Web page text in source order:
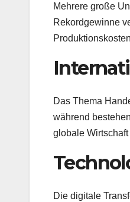
Mehrere große
Rekordgewinne
Das Thema
während
globale
Die digitale